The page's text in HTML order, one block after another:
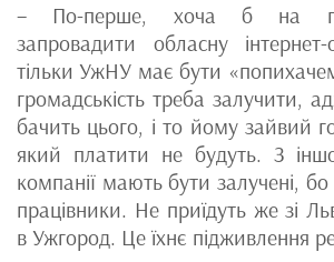
– По-перше, хоча б на
запровадити обласну
тільки УжНУ має бути
громадськість треба залучити,
бачить цього, і то йому зайвий
який платити не будуть. З
компанії мають бути залучені, бо
працівники. Не приїдуть же зі
в Ужгород. Це їхнє підживлення